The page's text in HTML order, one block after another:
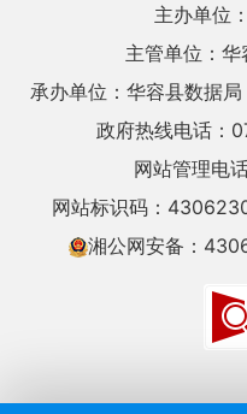
主办单位
主管单位：
承办单位：华容县数据局
政府热线电话：
网站管理电
网站标识码：
湘公网安备：